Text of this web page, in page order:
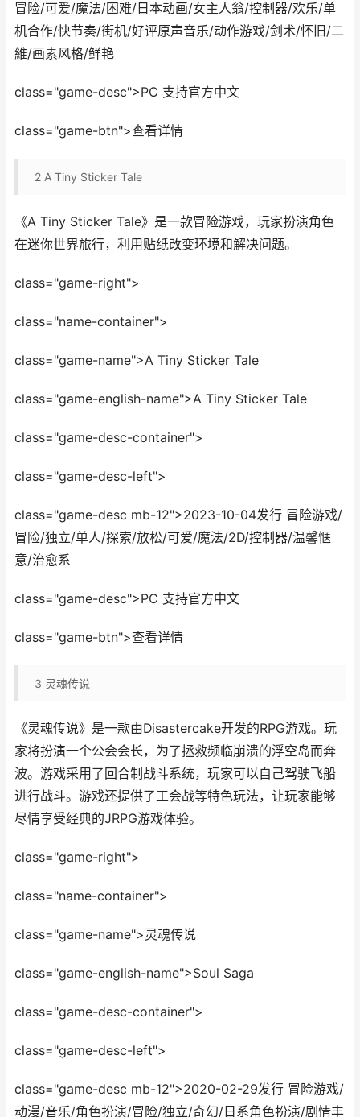
冒险/可爱/魔法/困难/日本动画/女主人翁/控制器/欢乐/单
机合作/快节奏/街机/好评原声音乐/动作游戏/剑术/怀旧/二
維/画素风格/鲜艳
class="game-desc">PC 支持官方中文
class="game-btn">查看详情
2 A Tiny Sticker Tale
《A Tiny Sticker Tale》是一款冒险游戏，玩家扮演角色
在迷你世界旅行，利用贴纸改变环境和解决问题。
class="game-right">
class="name-container">
class="game-name">A Tiny Sticker Tale
class="game-english-name">A Tiny Sticker Tale
class="game-desc-container">
class="game-desc-left">
class="game-desc mb-12">2023-10-04发行 冒险游戏/
冒险/独立/单人/探索/放松/可爱/魔法/2D/控制器/温馨惬
意/治愈系
class="game-desc">PC 支持官方中文
class="game-btn">查看详情
3 灵魂传说
《灵魂传说》是一款由Disastercake开发的RPG游戏。玩
家将扮演一个公会会长，为了拯救频临崩溃的浮空岛而奔
波。游戏采用了回合制战斗系统，玩家可以自己驾驶飞船
进行战斗。游戏还提供了工会战等特色玩法，让玩家能够
尽情享受经典的JRPG游戏体验。
class="game-right">
class="name-container">
class="game-name">灵魂传说
class="game-english-name">Soul Saga
class="game-desc-container">
class="game-desc-left">
class="game-desc mb-12">2020-02-29发行 冒险游戏/
动漫/音乐/角色扮演/冒险/独立/奇幻/日系角色扮演/剧情丰